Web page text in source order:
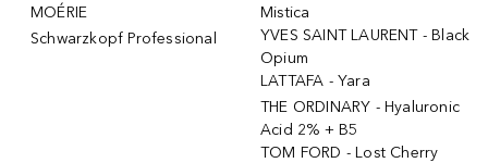
MOÉRIE
Schwarzkopf Professional
Mistica
YVES SAINT LAURENT - Black
Opium
LATTAFA - Yara
THE ORDINARY - Hyaluronic
Acid 2% + B5
TOM FORD - Lost Cherry